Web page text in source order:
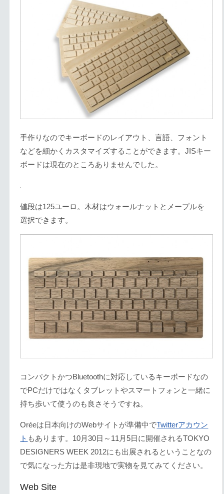
手作りなのでキーボードのレイアウト、言語、フォント
などを細かくカスタマイズすることができます。JISキー
ボードは現在のところありませんでした。
値段は125ユーロ。木材はウォールナットとメープルを
選択できます。
コンパクトかつBluetoothに対応しているキーボードなの
でPCだけではなくタブレットやスマートフォンと一緒に
持ち歩いて使うのも良さそうですね。
Oréeは日本向けのWebサイトが準備中でTwitterアカウン
ト もあります。10月30日～11月5日に開催されるTOKYO
DESIGNERS WEEK 2012にも出展されるということなの
で気になった方は是非現地で実物を見てみてください。
Web Site